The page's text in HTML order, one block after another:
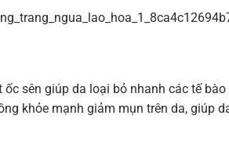
sên giúp da loại bỏ nhanh các tế
khỏe mạnh giảm mụn trên da, giúp